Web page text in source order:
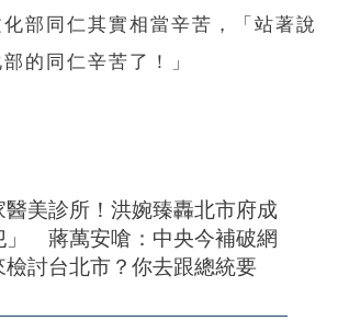
部同仁其實相當辛苦，「站著說
的同仁辛苦了！」
醫美診所！洪婉臻轟北市府成
」 蔣萬安嗆：中央今補破網
檢討台北市？你去跟總統要